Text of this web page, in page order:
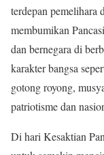
terdepan
membumikan
dan bernegara di
karakter bangsa
gotong royong,
patriotisme dan
Di hari Kesaktian